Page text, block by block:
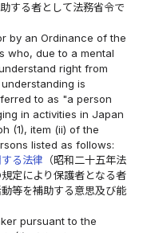
する者として法務省令で
by an Ordinance of the
who, due to a mental
right from
is
to as "a person
in activities in Japan
(1), item (ii) of the
listed as follows:
る法律 （昭和二十五年法
定により保護者となる者
等を補助する意思及び能
pursuant to the